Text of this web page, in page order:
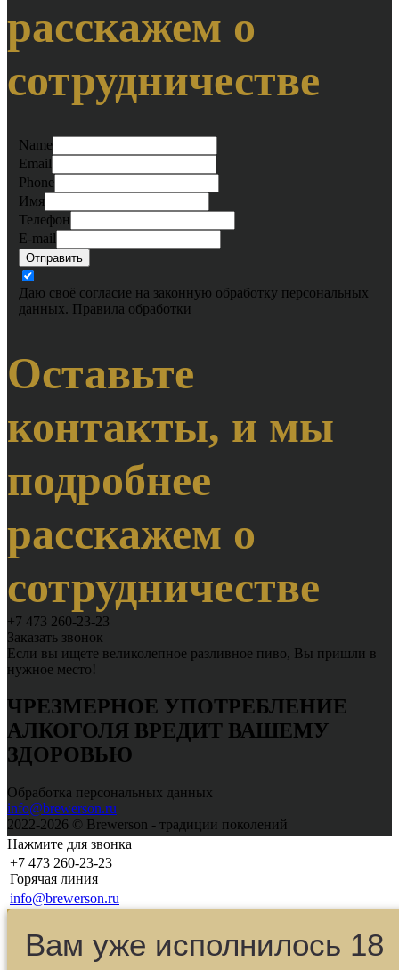
расскажем о
сотрудничестве
Name
Email
Phone
Имя
Телефон
E-mail
Отправить
Даю своё согласие на законную обработку персональных
данных. Правила обработки
Оставьте
контакты, и мы
подробнее
расскажем о
сотрудничестве
+7 473 260-23-23
Заказать звонок
Если вы ищете великолепное разливное пиво, Вы пришли в
нужное место!
ЧРЕЗМЕРНОЕ УПОТРЕБЛЕНИЕ
АЛКОГОЛЯ ВРЕДИТ ВАШЕМУ
ЗДОРОВЬЮ
Обработка персональных данных
info@brewerson.ru
2022-2026 © Brewerson - традиции поколений
Нажмите для звонка
+7 473 260-23-23
Горячая линия
info@brewerson.ru
Вам уже исполнилось 18